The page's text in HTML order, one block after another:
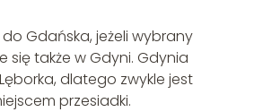
Gdańska, jeżeli wybrany
się także w Gdyni. Gdynia
dlatego zwykle jest
przesiadki.